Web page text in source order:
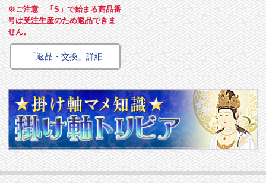
※ご注意 「S」で始まる商品番
号は受注生産のため返品できま
せん。
「返品・交換」詳細